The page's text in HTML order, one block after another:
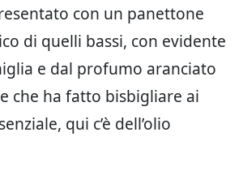
con un panettone
di quelli bassi, con evidente
e dal profumo aranciato
che ha fatto bisbigliare ai
qui c’è dell’olio